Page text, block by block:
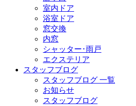
室内ドア
浴室ドア
窓交換
内窓
シャッター･雨戸
エクステリア
スタッフブログ
スタッフブログ 一覧
お知らせ
スタッフブログ